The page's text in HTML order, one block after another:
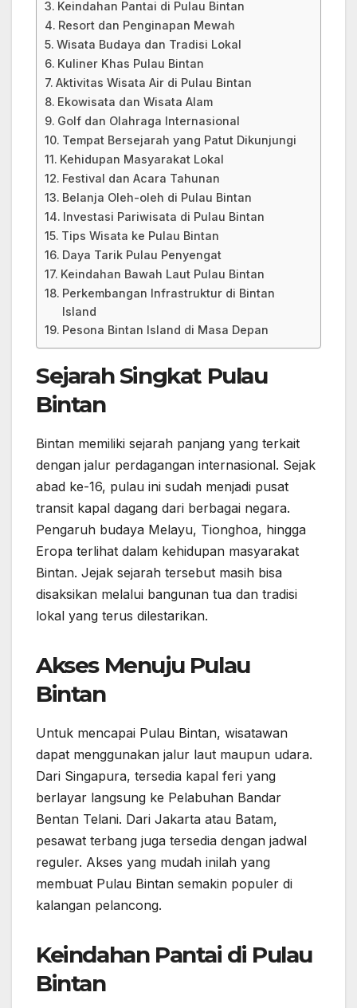
Keindahan Pantai di Pulau Bintan
Resort dan Penginapan Mewah
Wisata Budaya dan Tradisi Lokal
Kuliner Khas Pulau Bintan
Aktivitas Wisata Air di Pulau Bintan
Ekowisata dan Wisata Alam
Golf dan Olahraga Internasional
Tempat Bersejarah yang Patut Dikunjungi
Kehidupan Masyarakat Lokal
Festival dan Acara Tahunan
Belanja Oleh-oleh di Pulau Bintan
Investasi Pariwisata di Pulau Bintan
Tips Wisata ke Pulau Bintan
Daya Tarik Pulau Penyengat
Keindahan Bawah Laut Pulau Bintan
Perkembangan Infrastruktur di Bintan
Island
Pesona Bintan Island di Masa Depan
Sejarah Singkat Pulau
Bintan
Bintan memiliki sejarah panjang yang terkait
dengan jalur perdagangan internasional. Sejak
abad ke-16, pulau ini sudah menjadi pusat
transit kapal dagang dari berbagai negara.
Pengaruh budaya Melayu, Tionghoa, hingga
Eropa terlihat dalam kehidupan masyarakat
Bintan. Jejak sejarah tersebut masih bisa
disaksikan melalui bangunan tua dan tradisi
lokal yang terus dilestarikan.
Akses Menuju Pulau
Bintan
Untuk mencapai Pulau Bintan, wisatawan
dapat menggunakan jalur laut maupun udara.
Dari Singapura, tersedia kapal feri yang
berlayar langsung ke Pelabuhan Bandar
Bentan Telani. Dari Jakarta atau Batam,
pesawat terbang juga tersedia dengan jadwal
reguler. Akses yang mudah inilah yang
membuat Pulau Bintan semakin populer di
kalangan pelancong.
Keindahan Pantai di Pulau
Bintan